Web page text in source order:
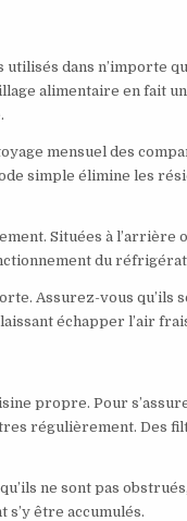
dans n’importe
alimentaire en fait
mensuel des
simple élimine les
Situées à l’arrière
du
Assurez-vous qu’ils
échapper l’air
propre. Pour
régulièrement. Des
ne sont pas
être accumulés.